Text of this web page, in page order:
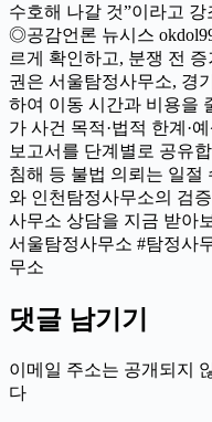
수호해 나갈 것”이라고 강
◎공감언론 뉴시스
르게 확인하고, 분쟁 전
권은 서울탐정사무소, 경
하여 이동 시간과 비용을
가 사건 목적·법적 한계·
보고서를 단계별로 공유
침해 등 불법 의뢰는 일절
와 인천탐정사무소의 검
사무소 상담을 지금 받아
서울탐정사무소 #탐정사
무소
댓글 남기기
이메일 주소는 공개되지
다